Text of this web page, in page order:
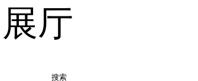
厅
搜索